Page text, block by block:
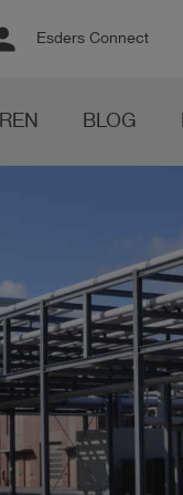
Esders Connect
BLOG